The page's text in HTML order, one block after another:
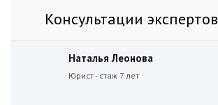
Консультации экспертов
Наталья Леонова
Юрист - стаж 7 лет